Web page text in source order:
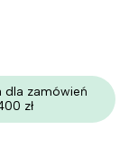
dla zamówień
zł